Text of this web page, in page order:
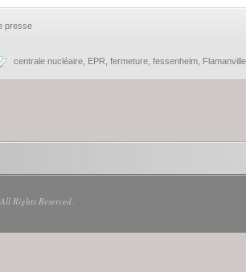
presse
centrale nucléaire EPR fermeture fessenheim Flamanville
Rights Reserved.